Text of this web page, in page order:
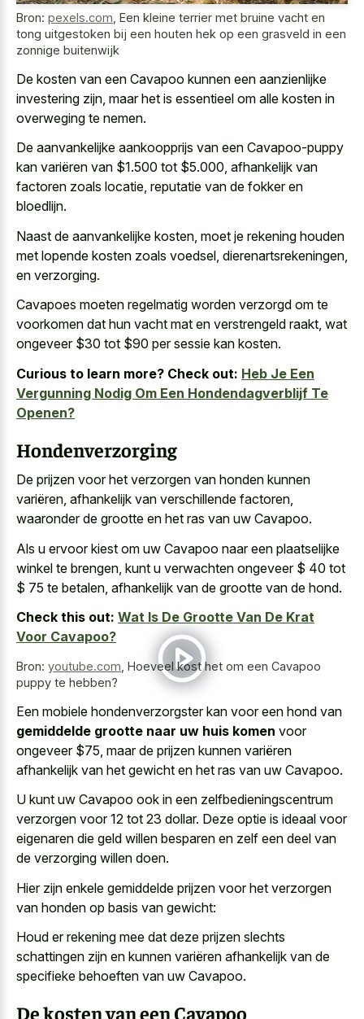
Bron: pexels.com Een kleine terrier met bruine vacht en
tong uitgestoken bij een houten hek op een grasveld in een
zonnige buitenwijk
De kosten van een Cavapoo kunnen een aanzienlijke
investering zijn, maar het is essentieel om alle kosten in
overweging te nemen.
De aanvankelijke aankoopprijs van een Cavapoo-puppy
kan variëren van $1.500 tot $5.000, afhankelijk van
factoren zoals locatie, reputatie van de fokker en
bloedlijn.
Naast de aanvankelijke kosten, moet je rekening houden
met lopende kosten zoals voedsel, dierenartsrekeningen,
en verzorging.
Cavapoes moeten regelmatig worden verzorgd om te
voorkomen dat hun vacht mat en verstrengeld raakt, wat
ongeveer $30 tot $90 per sessie kan kosten.
Curious to learn more? Check out: Heb Je Een
Vergunning Nodig Om Een Hondendagverblijf Te
Openen?
Hondenverzorging
De prijzen voor het verzorgen van honden kunnen
variëren, afhankelijk van verschillende factoren,
waaronder de grootte en het ras van uw Cavapoo.
Als u ervoor kiest om uw Cavapoo naar een plaatselijke
winkel te brengen, kunt u verwachten ongeveer $ 40 tot
$ 75 te betalen, afhankelijk van de grootte van de hond.
Check this out: Wat Is De Grootte Van De Krat
Voor Cavapoo?
Bron: youtube.com Hoeveel kost het om een Cavapoo
puppy te hebben?
Een mobiele hondenverzorgster kan voor een hond van
gemiddelde grootte naar uw huis komen voor
ongeveer $75, maar de prijzen kunnen variëren
afhankelijk van het gewicht en het ras van uw Cavapoo.
U kunt uw Cavapoo ook in een zelfbedieningscentrum
verzorgen voor 12 tot 23 dollar. Deze optie is ideaal voor
eigenaren die geld willen besparen en zelf een deel van
de verzorging willen doen.
Hier zijn enkele gemiddelde prijzen voor het verzorgen
van honden op basis van gewicht:
Houd errekening mee dat deze prijzen slechts
schattingen zijn en kunnen variëren afhankelijk van de
specifieke behoeften van uw Cavapoo.
De kosten van een Cavapoo